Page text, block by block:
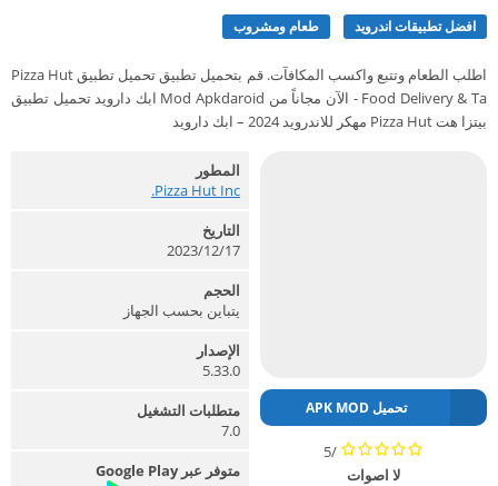
افضل تطبيقات اندرويد طعام ومشروب
اطلب الطعام وتتبع واكسب المكافآت. قم بتحميل تطبيق تحميل تطبيق Pizza Hut
- Food Delivery & Ta الآن مجاناً من Mod Apkdaroid ابك دارويد تحميل تطبيق
بيتزا هت Pizza Hut مهكر للاندرويد 2024 – ابك دارويد
تحميل APK MOD
/5
لا اصوات
المطور
Pizza Hut Inc.‏
التاريخ
2023/12/17
الحجم
يتباين بحسب الجهاز
الإصدار
5.33.0
متطلبات التشغيل
7.0
متوفر عبر Google Play